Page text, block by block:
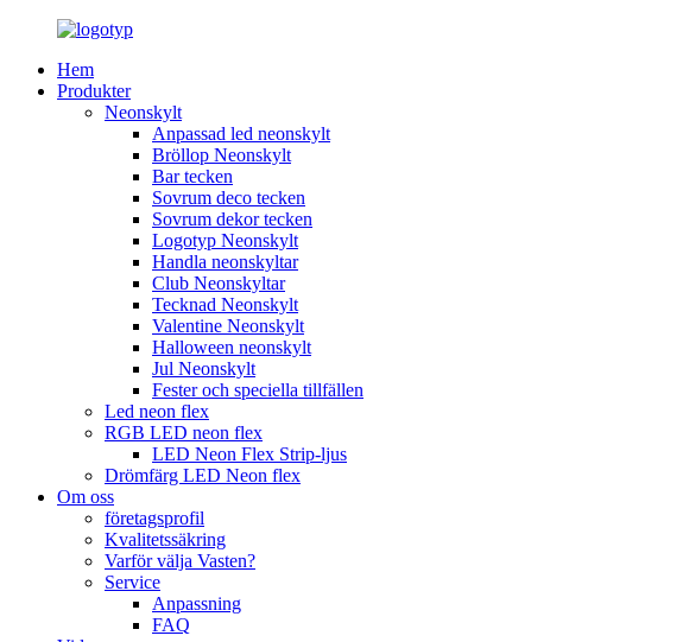
Hem
Produkter
Neonskylt
Anpassad led neonskylt
Bröllop Neonskylt
Bar tecken
Sovrum deco tecken
Sovrum dekor tecken
Logotyp Neonskylt
Handla neonskyltar
Club Neonskyltar
Tecknad Neonskylt
Valentine Neonskylt
Halloween neonskylt
Jul Neonskylt
Fester och speciella tillfällen
Led neon flex
RGB LED neon flex
LED Neon Flex Strip-ljus
Drömfärg LED Neon flex
Om oss
företagsprofil
Kvalitetssäkring
Varför välja Vasten?
Service
Anpassning
FAQ